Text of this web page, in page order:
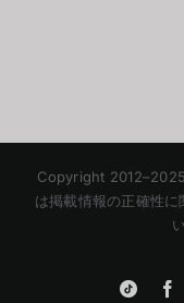
Copyright
は掲載情報の正確性
Tiktok